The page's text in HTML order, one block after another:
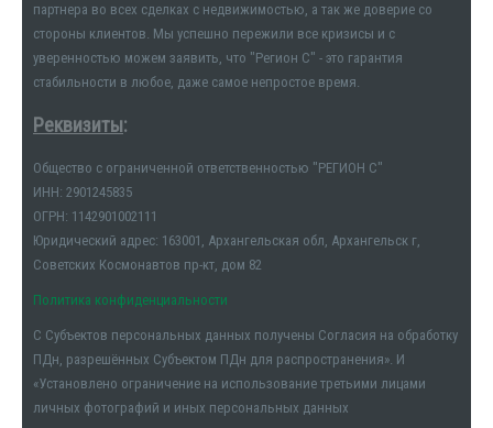
партнера во всех сделках с недвижимостью, а так же доверие со
стороны клиентов. Мы успешно пережили все кризисы и с
уверенностью можем заявить, что "Регион С" - это гарантия
стабильности в любое, даже самое непростое время.
Реквизиты:
Общество с ограниченной ответственностью "РЕГИОН С"
ИНН: 2901245835
ОГРН: 1142901002111
Юридический адрес: 163001, Архангельская обл, Архангельск г,
Советских Космонавтов пр-кт, дом 82
Политика конфиденциальности
С Субъектов персональных данных получены Согласия на обработку
ПДн, разрешённых Субъектом ПДн для распространения». И
«Установлено ограничение на использование третьими лицами
личных фотографий и иных персональных данных